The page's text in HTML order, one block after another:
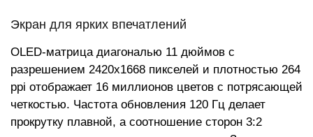
Экран для ярких впечатлений
OLED-матрица диагональю 11 дюймов с
разрешением 2420x1668 пикселей и плотностью 264
ppi отображает 16 миллионов цветов с потрясающей
четкостью. Частота обновления 120 Гц делает
прокрутку плавной, а соотношение сторон 3:2